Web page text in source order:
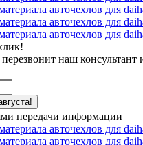
наш консультант
передачи информации